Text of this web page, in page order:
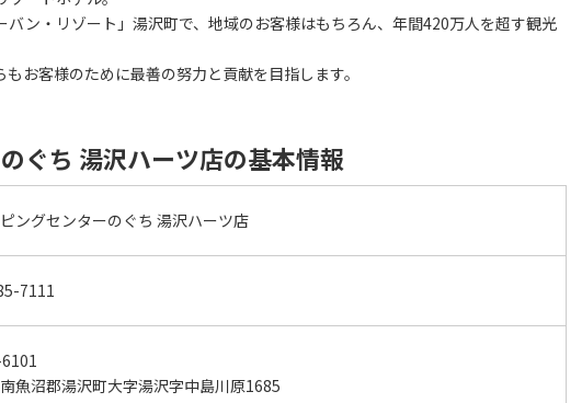
バン・リゾート」湯沢町で、地域のお客様はもちろん、年間420万人を超す観光
お客様のために最善の努力と貢献を目指します。
ぐち 湯沢ハーツ店の基本情報
ングセンターのぐち 湯沢ハーツ店
7111
魚沼郡湯沢町大字湯沢字中島川原1685